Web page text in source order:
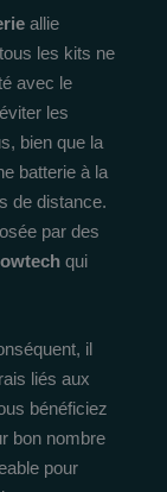
allie
les kits ne
avec le
les
bien que la
batterie à la
de distance.
par des
qui
il
liés aux
bénéficiez
bon nombre
pour